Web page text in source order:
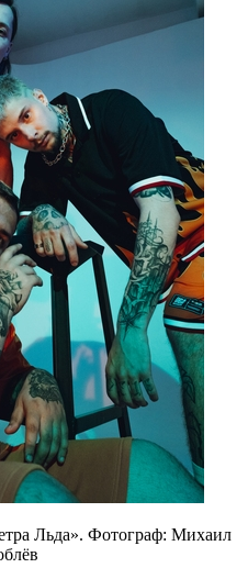
Льда». Фотограф: Михаил